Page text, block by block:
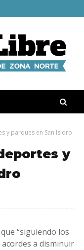
y parques en San Isidro
y
“siguiendo los
a disminuir